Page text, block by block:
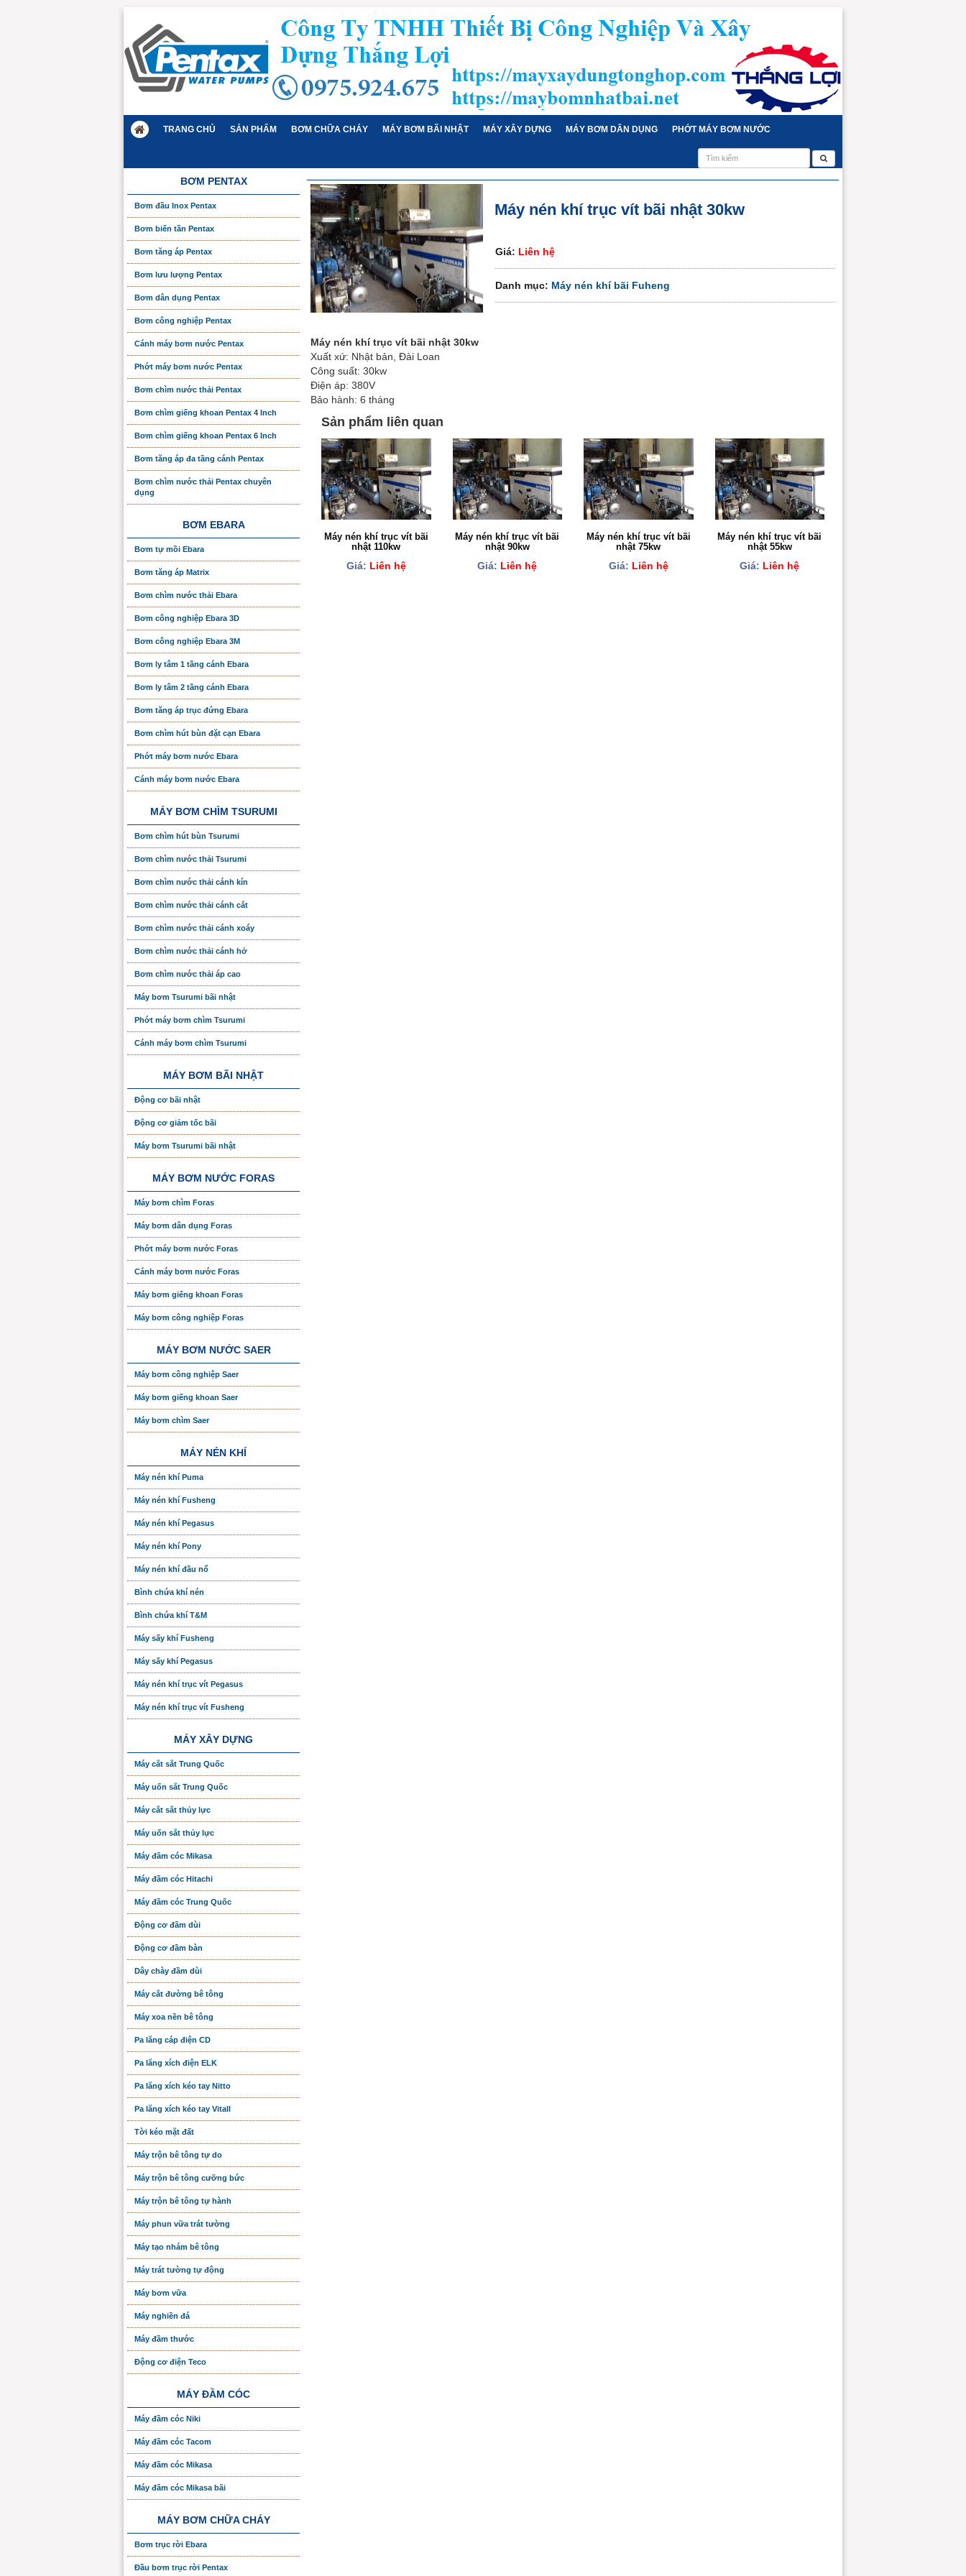
TRANG CHỦ SẢN PHẨM BƠM CHỮA CHÁY MÁY BƠM BÃI NHẬT MÁY XÂY DỰNG MÁY BƠM DÂN DỤNG PHỚT MÁY BƠM NƯỚC
Máy nén khí trục vít bãi nhật 30kw
Giá: Liên hệ
Danh mục: Máy nén khí bãi Fuheng
Máy nén khí trục vít bãi nhật 30kw
Xuất xứ: Nhật bản, Đài Loan
Công suất: 30kw
Điện áp: 380V
Bảo hành: 6 tháng
Sản phẩm liên quan
Máy nén khí trục vít bãi
nhật 110kw
Giá: Liên hệ
Máy nén khí trục vít bãi
nhật 90kw
Giá: Liên hệ
Máy nén khí trục vít bãi
nhật 75kw
Giá: Liên hệ
Máy nén khí trục vít bãi
nhật 55kw
Giá: Liên hệ
BƠM PENTAX
Bơm đầu Inox Pentax
Bơm biến tần Pentax
Bơm tăng áp Pentax
Bơm lưu lượng Pentax
Bơm dân dụng Pentax
Bơm công nghiệp Pentax
Cánh máy bơm nước Pentax
Phớt máy bơm nước Pentax
Bơm chìm nước thải Pentax
Bơm chìm giếng khoan Pentax 4 Inch
Bơm chìm giếng khoan Pentax 6 Inch
Bơm tăng áp đa tầng cánh Pentax
Bơm chìm nước thải Pentax chuyên
dụng
BƠM EBARA
Bơm tự mồi Ebara
Bơm tăng áp Matrix
Bơm chìm nước thải Ebara
Bơm công nghiệp Ebara 3D
Bơm công nghiệp Ebara 3M
Bơm ly tâm 1 tầng cánh Ebara
Bơm ly tâm 2 tầng cánh Ebara
Bơm tăng áp trục đứng Ebara
Bơm chìm hút bùn đặt cạn Ebara
Phớt máy bơm nước Ebara
Cánh máy bơm nước Ebara
MÁY BƠM CHÌM TSURUMI
Bơm chìm hút bùn Tsurumi
Bơm chìm nước thải Tsurumi
Bơm chìm nước thải cánh kín
Bơm chìm nước thải cánh cắt
Bơm chìm nước thải cánh xoáy
Bơm chìm nước thải cánh hở
Bơm chìm nước thải áp cao
Máy bơm Tsurumi bãi nhật
Phớt máy bơm chìm Tsurumi
Cánh máy bơm chìm Tsurumi
MÁY BƠM BÃI NHẬT
Động cơ bãi nhật
Động cơ giảm tốc bãi
Máy bơm Tsurumi bãi nhật
MÁY BƠM NƯỚC FORAS
Máy bơm chìm Foras
Máy bơm dân dụng Foras
Phớt máy bơm nước Foras
Cánh máy bơm nước Foras
Máy bơm giếng khoan Foras
Máy bơm công nghiệp Foras
MÁY BƠM NƯỚC SAER
Máy bơm công nghiệp Saer
Máy bơm giếng khoan Saer
Máy bơm chìm Saer
MÁY NÉN KHÍ
Máy nén khí Puma
Máy nén khí Fusheng
Máy nén khí Pegasus
Máy nén khí Pony
Máy nén khí đầu nổ
Bình chứa khí nén
Bình chứa khí T&M
Máy sấy khí Fusheng
Máy sấy khí Pegasus
Máy nén khí trục vít Pegasus
Máy nén khí trục vít Fusheng
MÁY XÂY DỰNG
Máy cắt sắt Trung Quốc
Máy uốn sắt Trung Quốc
Máy cắt sắt thủy lực
Máy uốn sắt thủy lực
Máy đầm cóc Mikasa
Máy đầm cóc Hitachi
Máy đầm cóc Trung Quốc
Động cơ đầm dùi
Động cơ đầm bàn
Dây chày đầm dùi
Máy cắt đường bê tông
Máy xoa nền bê tông
Pa lăng cáp điện CD
Pa lăng xích điện ELK
Pa lăng xích kéo tay Nitto
Pa lăng xích kéo tay Vitall
Tời kéo mặt đất
Máy trộn bê tông tự do
Máy trộn bê tông cưỡng bức
Máy trộn bê tông tự hành
Máy phun vữa trát tường
Máy tạo nhám bê tông
Máy trát tường tự động
Máy bơm vữa
Máy nghiền đá
Máy đầm thước
Động cơ điện Teco
MÁY ĐẦM CÓC
Máy đầm cóc Niki
Máy đầm cóc Tacom
Máy đầm cóc Mikasa
Máy đầm cóc Mikasa bãi
MÁY BƠM CHỮA CHÁY
Bơm trục rời Ebara
Đầu bơm trục rời Pentax